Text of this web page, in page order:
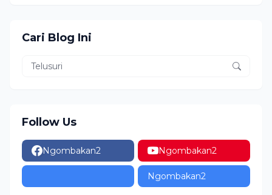
Cari Blog Ini
Follow Us
Ngombakan2 Ngombakan2
Ngombakan2